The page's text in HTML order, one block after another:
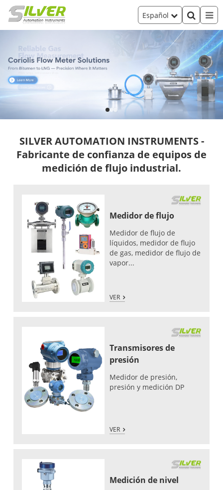
Español
SILVER AUTOMATION INSTRUMENTS -
Fabricante de confianza de equipos de
medición de flujo industrial.
Medidor de flujo
Medidor de flujo de
líquidos, medidor de flujo
de gas, medidor de flujo de
vapor...
VER
Transmisores de
presión
Medidor de presión,
presión y medición DP
VER
Medición de nivel